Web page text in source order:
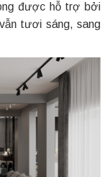
được hỗ trợ bởi
tươi sáng, sang